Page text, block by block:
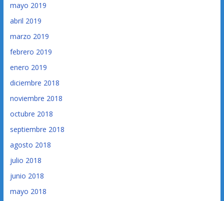
mayo 2019
abril 2019
marzo 2019
febrero 2019
enero 2019
diciembre 2018
noviembre 2018
octubre 2018
septiembre 2018
agosto 2018
julio 2018
junio 2018
mayo 2018